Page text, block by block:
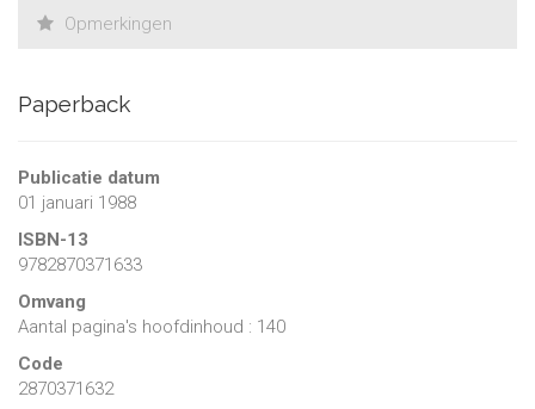
Opmerkingen
Paperback
Publicatie datum
01 januari 1988
ISBN-13
9782870371633
Omvang
Aantal pagina's hoofdinhoud : 140
Code
2870371632